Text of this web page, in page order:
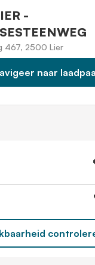
-
467, 2500 Lier
naar